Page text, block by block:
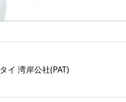
タイ 湾岸公社(PAT)